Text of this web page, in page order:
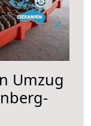
Umzug